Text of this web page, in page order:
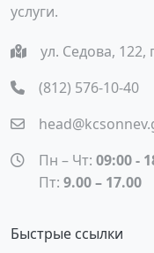
услуги.
ул. Седова, 122,
(812) 576-10-40
Пн – Чт: 09:00 -
Пт: 9.00 – 17.00
Быстрые ссылки